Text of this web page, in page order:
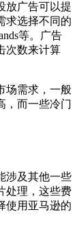
放广告可以提
求选择不同的
等。广告
次数来计算
场需求，一般
，而一些冷门
涉及其他一些
处理，这些费
使用亚马逊的